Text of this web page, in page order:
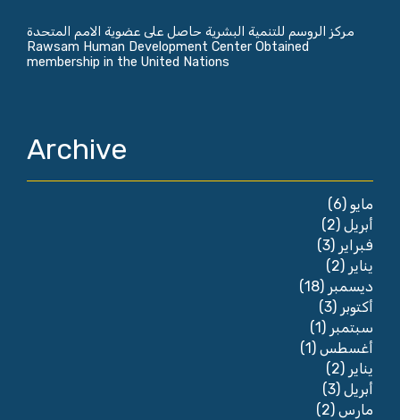
مركز الروسم للتنمية البشرية حاصل على عضوية الامم المتحدة
Rawsam Human Development Center Obtained
membership in the United Nations
Archive
مايو (6)
أبريل (2)
فبراير (3)
يناير (2)
ديسمبر (18)
أكتوبر (3)
سبتمبر (1)
أغسطس (1)
يناير (2)
أبريل (3)
مارس (2)